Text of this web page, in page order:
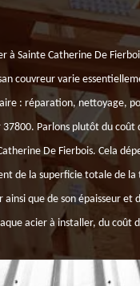
à Sainte Catherine De
couvreur varie
: réparation, nettoyage,
Parlons plutôt du coût
De Fierbois. Cela
de la superficie totale de
que de son épaisseur et
acier à installer, du coût